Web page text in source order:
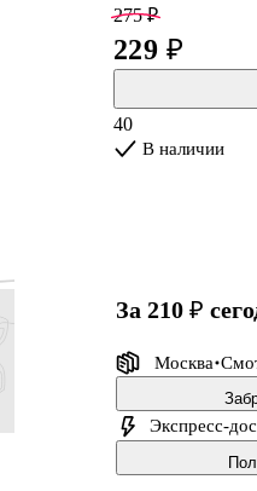
708 ₽
590 ₽
275 ₽
229 ₽
40
В наличии
за 210 ₽
Москва
Экспресс-